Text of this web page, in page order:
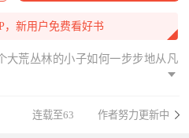
，新用户免费看好书
大荒丛林的小子如何一步步地从凡
连载至63 作者努力更新中